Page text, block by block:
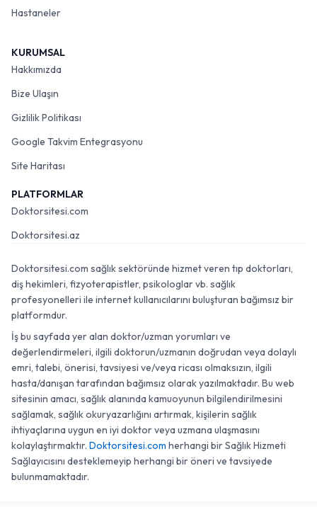
Hastaneler
KURUMSAL
Hakkımızda
Bize Ulaşın
Gizlilik Politikası
Google Takvim Entegrasyonu
Site Haritası
PLATFORMLAR
Doktorsitesi.com
Doktorsitesi.az
Doktorsitesi.com sağlık sektöründe hizmet veren tıp doktorları,
diş hekimleri, fizyoterapistler, psikologlar vb. sağlık
profesyonelleri ile internet kullanıcılarını buluşturan bağımsız bir
platformdur.
İş bu sayfada yer alan doktor/uzman yorumları ve
değerlendirmeleri, ilgili doktorun/uzmanın doğrudan veya dolaylı
emri, talebi, önerisi, tavsiyesi ve/veya ricası olmaksızın, ilgili
hasta/danışan tarafından bağımsız olarak yazılmaktadır. Bu web
sitesinin amacı, sağlık alanında kamuoyunun bilgilendirilmesini
sağlamak, sağlık okuryazarlığını artırmak, kişilerin sağlık
ihtiyaçlarına uygun en iyi doktor veya uzmana ulaşmasını
kolaylaştırmaktır. Doktorsitesi.com herhangi bir Sağlık Hizmeti
Sağlayıcısını desteklemeyip herhangi bir öneri ve tavsiyede
bulunmamaktadır.